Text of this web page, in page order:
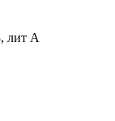
лит А